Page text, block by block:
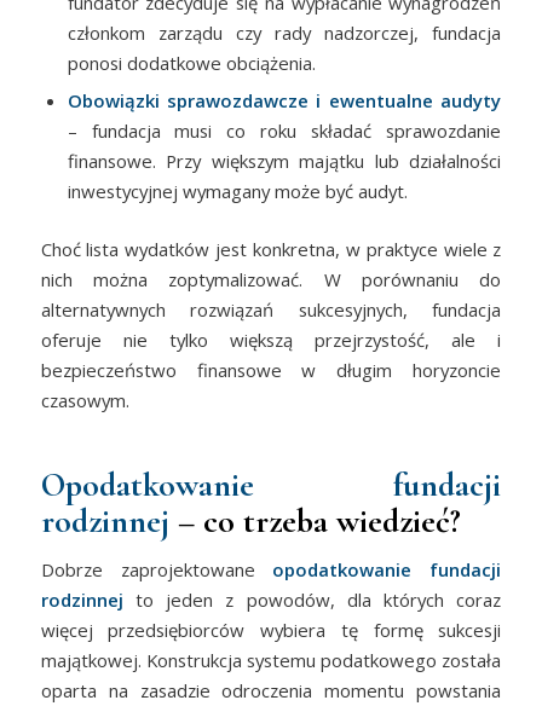
członkom zarządu czy rady nadzorczej, fundacja
ponosi dodatkowe obciążenia.
Obowiązki sprawozdawcze i ewentualne audyty
– fundacja musi co roku składać sprawozdanie
finansowe. Przy większym majątku lub działalności
inwestycyjnej wymagany może być audyt.
Choć lista wydatków jest konkretna, w praktyce wiele z
nich można zoptymalizować. W porównaniu do
alternatywnych rozwiązań sukcesyjnych, fundacja
oferuje nie tylko większą przejrzystość, ale i
bezpieczeństwo finansowe w długim horyzoncie
czasowym.
Opodatkowanie fundacji
rodzinnej – co trzeba wiedzieć?
Dobrze zaprojektowane opodatkowanie fundacji
rodzinnej to jeden z powodów, dla których coraz
więcej przedsiębiorców wybiera tę formę sukcesji
majątkowej. Konstrukcja systemu podatkowego została
oparta na zasadzie odroczenia momentu powstania